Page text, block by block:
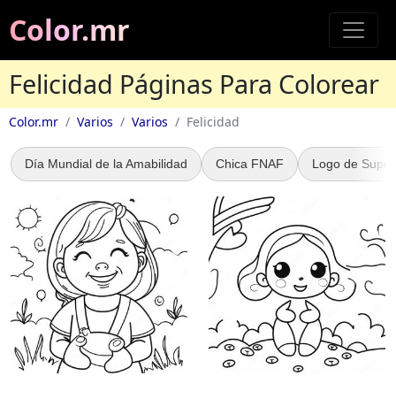
Color.mr
Felicidad Páginas Para Colorear
Color.mr Varios Varios Felicidad
Día Mundial de la Amabilidad Chica FNAF Logo de